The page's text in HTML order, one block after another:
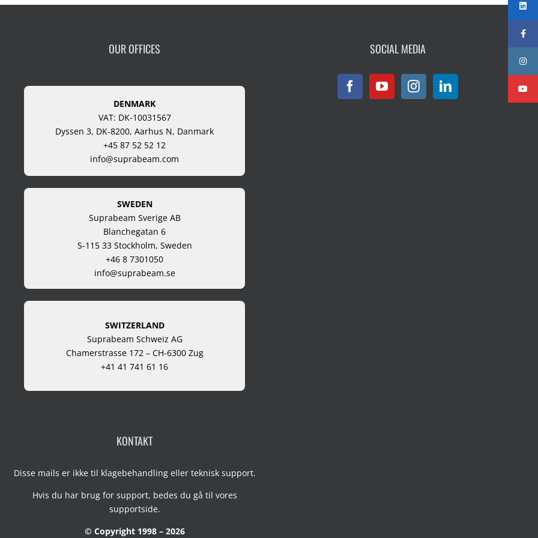
OUR OFFICES
DENMARK
VAT: DK-10031567
Dyssen 3, DK-8200, Aarhus N, Danmark
+45 87 52 52 12
info@suprabeam.com
SWEDEN
Suprabeam Sverige AB
Blanchegatan 6
S-115 33 Stockholm, Sweden
+46 8 7301050
info@suprabeam.se
SWITZERLAND
Suprabeam Schweiz AG
Chamerstrasse 172 – CH-6300 Zug
+41 41 741 61 16
KONTAKT
Disse mails er ikke til klagebehandling eller teknisk support.
Hvis du har brug for support, bedes du gå til vores
supportside.
© Copyright 1998 – 2026
SOCIAL MEDIA